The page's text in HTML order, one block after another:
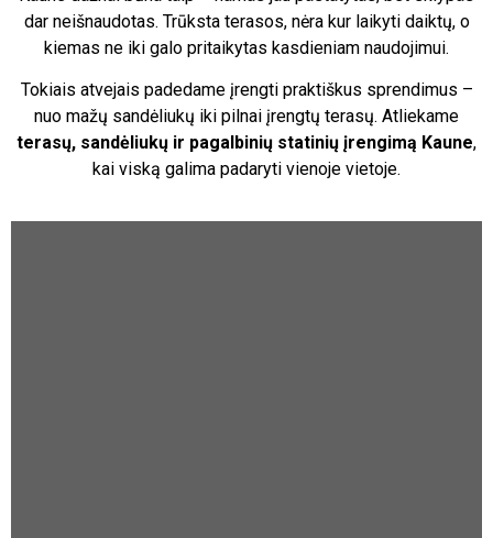
dar neišnaudotas. Trūksta terasos, nėra kur laikyti daiktų, o
kiemas ne iki galo pritaikytas kasdieniam naudojimui.
Tokiais atvejais padedame įrengti praktiškus sprendimus –
nuo mažų sandėliukų iki pilnai įrengtų terasų. Atliekame
terasų, sandėliukų ir pagalbinių statinių įrengimą Kaune,
kai viską galima padaryti vienoje vietoje.